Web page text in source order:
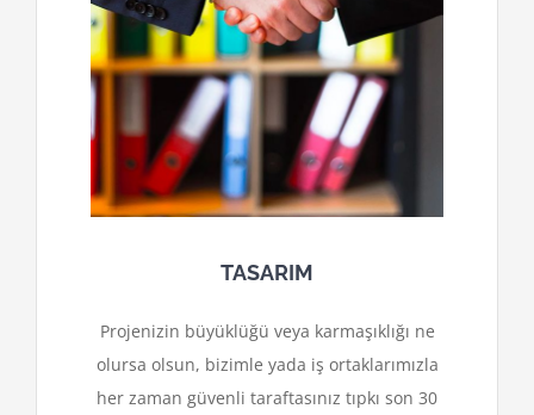
TASARIM
Projenizin büyüklüğü veya karmaşıklığı ne
olursa olsun, bizimle yada iş ortaklarımızla
her zaman güvenli taraftasınız tıpkı son 30